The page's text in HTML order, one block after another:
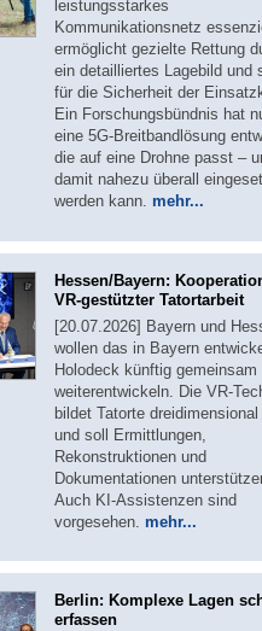
leistungsstarkes
Kommunikationsnetz
ermöglicht gezielte Rettung
ein detailliertes Lagebild und
für die Sicherheit der
Ein Forschungsbündnis hat
eine 5G-Breitbandlösung
die auf eine Drohne passt –
damit nahezu überall
werden kann. mehr...
Hessen/Bayern:
VR-gestützter Tatortarbeit
[20.07.2026] Bayern und
wollen das in Bayern
Holodeck künftig gemeinsam
weiterentwickeln. Die VR-
bildet Tatorte
und soll Ermittlungen,
Rekonstruktionen und
Dokumentationen
Auch KI-Assistenzen sind
vorgesehen. mehr...
Berlin: Komplexe Lagen
erfassen